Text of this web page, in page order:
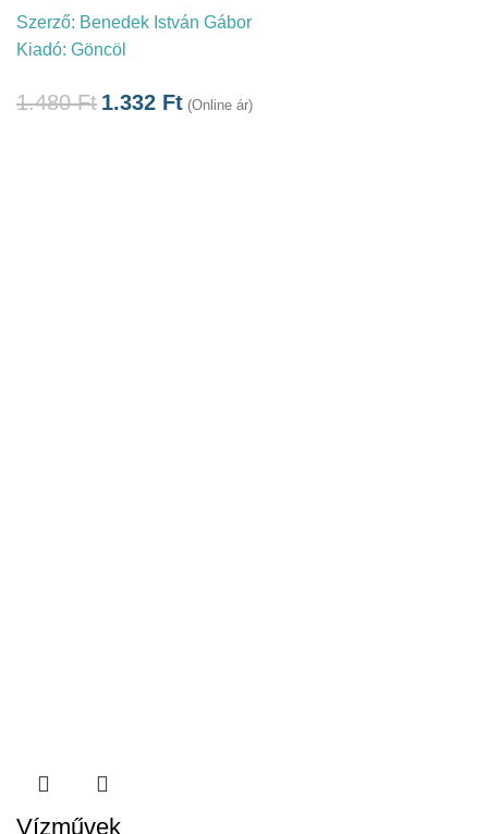
Szerző: Benedek István Gábor
Kiadó: Göncöl
1.480Ft 1.332 Ft (Online ár)
Vízművek